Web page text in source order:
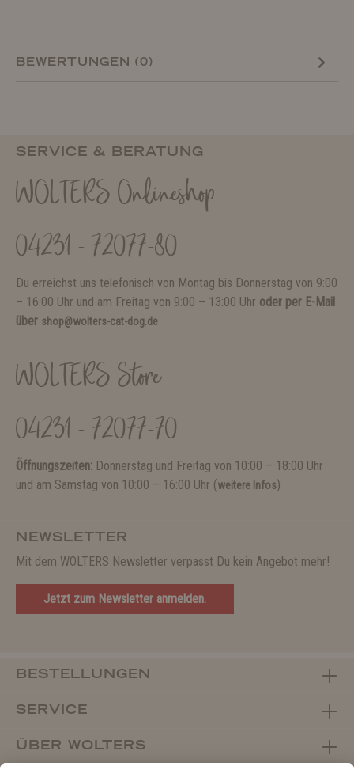
BEWERTUNGEN (0)
SERVICE & BERATUNG
WOLTERS Onlineshop
04231 - 72077-80
Du erreichst uns telefonisch von Montag bis Donnerstag von 9:00
– 16:00 Uhr und am Freitag von 9:00 – 13:00 Uhr oder per E-Mail
über shop@wolters-cat-dog.de
WOLTERS Store
04231 - 72077-70
Öffnungszeiten: Donnerstag und Freitag von 10:00 – 18:00 Uhr
und am Samstag von 10:00 – 16:00 Uhr (weitere Infos)
NEWSLETTER
Mit dem WOLTERS Newsletter verpasst Du kein Angebot mehr!
Jetzt zum Newsletter anmelden.
BESTELLUNGEN
SERVICE
ÜBER WOLTERS